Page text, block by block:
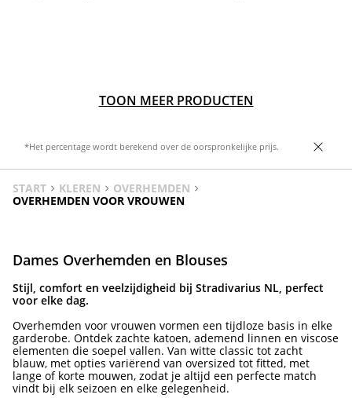
TOON MEER PRODUCTEN
*Het percentage wordt berekend over de oorspronkelijke prijs.
START KLEREN
OVERHEMDEN
OVERHEMDEN VOOR VROUWEN
Dames Overhemden en Blouses
Stijl, comfort en veelzijdigheid bij Stradivarius NL, perfect
voor elke dag.
Overhemden voor vrouwen vormen een tijdloze basis in elke
garderobe. Ontdek zachte katoen, ademend linnen en viscose
elementen die soepel vallen. Van witte classic tot zacht
blauw, met opties variërend van oversized tot fitted, met
lange of korte mouwen, zodat je altijd een perfecte match
vindt bij elk seizoen en elke gelegenheid.